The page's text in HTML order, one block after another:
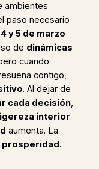
ambientes
paso necesario
4 y 5 de marzo
de dinámicas
cuando
contigo,
. Al dejar de
cada decisión,
interior.
aumenta. La
prosperidad.